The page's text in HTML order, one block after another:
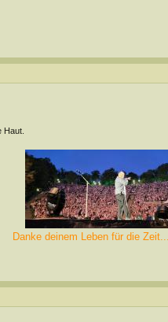
Danke deinem Leben für die Zeit....